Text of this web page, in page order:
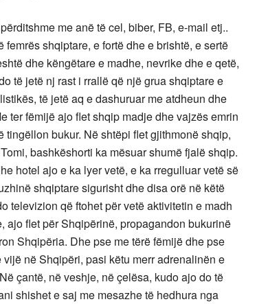
me anë të cel, biber, FB, e-mail etj..
shqiptare, e fortë dhe e brishtë, e sertë
dhe këngëtare e madhe, nevrike dhe e qetë,
të jetë nj rast i rrallë që një grua shqiptare e
të jetë aq e dashuruar me atdheun dhe
ter fëmijë ajo flet shqip madje dhe vajzës emrin
bukur. Në shtëpi flet gjithmonë shqip,
bashkëshorti ka mësuar shumë fjalë shqip.
hotel ajo e ka lyer vetë, e ka rregulluar vetë së
shqiptare sigurisht dhe disa orë në këtë
televizion që ftohet për vetë aktivitetin e madh
flet për Shqipërinë, propagandon bukurinë
Shqipëria. Dhe pse me tërë fëmijë dhe pse
në Shqipëri, pasi këtu merr adrenalinën e
çantë, në veshje, në çelësa, kudo ajo do të
shishet e saj me mesazhe të hedhura nga